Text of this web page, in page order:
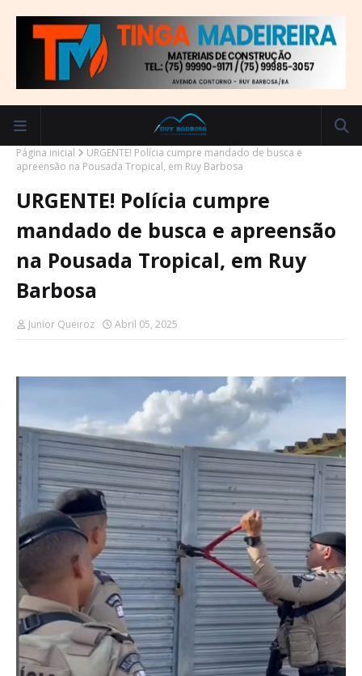
Página inicial
URGENTE! Polícia cumpre mandado de busca e
apreensão na Pousada Tropical, em Ruy Barbosa
URGENTE! Polícia cumpre
mandado de busca e apreensão
na Pousada Tropical, em Ruy
Barbosa
Junior Queiroz Abril 05, 2025